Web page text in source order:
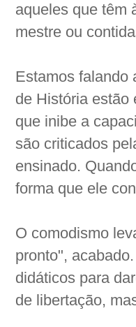
aqueles que têm
mestre ou
Estamos falando
de História estão
que inibe a
são criticados
ensinado.
forma que ele
O comodismo
pronto",
didáticos para
de libertação,